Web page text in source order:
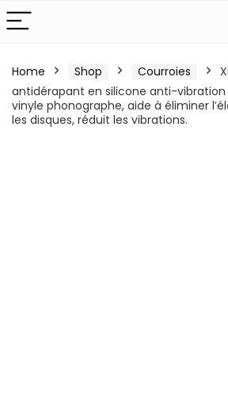
Home Shop Courroies
antidérapant en silicone anti-
vinyle phonographe, aide à éliminer
les disques, réduit les vibrations.